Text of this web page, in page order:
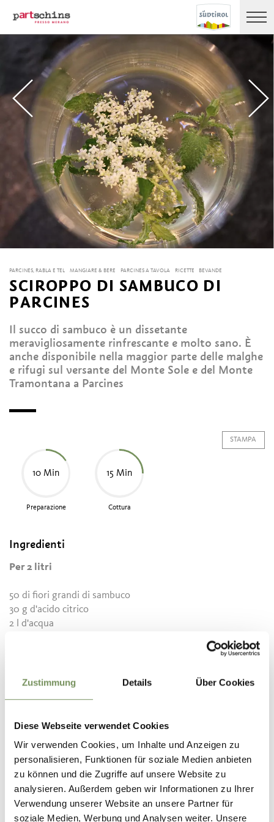
Zustimmung Details Über Cookies
Diese Webseite verwendet Cookies
Wir verwenden Cookies, um Inhalte und Anzeigen zu
personalisieren, Funktionen für soziale Medien anbieten
zu können und die Zugriffe auf unsere Website zu
analysieren. Außerdem geben wir Informationen zu Ihrer
Verwendung unserer Website an unsere Partner für
soziale Medien, Werbung und Analysen weiter. Unsere
PARCINES, RABLA E TEL MANGIARE & BERE PARCINES A TAVOLA RICETTE BEVANDE
SCIROPPO DI SAMBUCO DI
PARCINES
Il succo di sambuco è un dissetante
meravigliosamente rinfrescante e molto sano. È
anche disponibile nella maggior parte delle malghe
e rifugi sul versante del Monte Sole e del Monte
Tramontana a Parcines
STAMPA
10 Min
Preparazione
15 Min
Cottura
Ingredienti
Per 2 litri
50 di fiori grandi di sambuco
30 g d'acido citrico
2 l d'acqua
pentola dal fuoco e far raffreddare. Poi aggiungere all'acqua
i fiori di sambuco, l'acido citrico ed i limoni lavati e tagliati a
fette. Far riposare per 3 giorni in un luogo fresco,
mescolando di tanto in tanto.
Poi imbottigliare e chiudere accuratamente.